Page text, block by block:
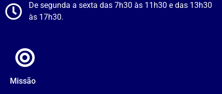
De segunda a sexta das 7h30 às 11h30 e das 13h30
às 17h30.
Missão